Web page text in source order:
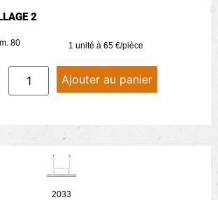
2
80 1 unité à 65 €/pièce
Ajouter au panier
2033